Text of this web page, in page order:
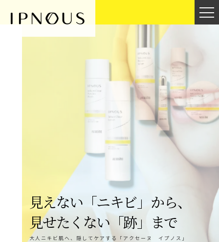
見えない「ニキビ」から、
見せたくない「跡」まで
大人ニキビ肌へ、隠してケアする「アクセーヌ イプノス」